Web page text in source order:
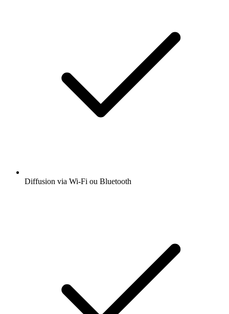
Diffusion via Wi-Fi ou Bluetooth